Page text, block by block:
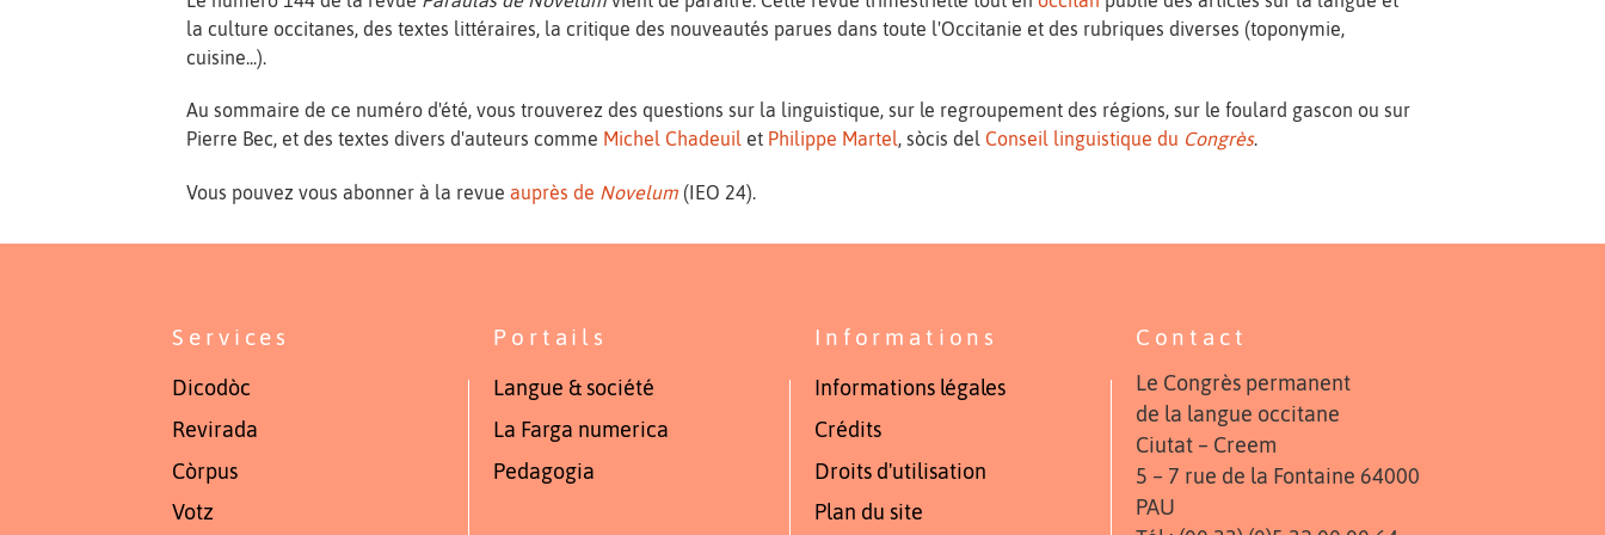
la culture occitanes, des textes littéraires, la critique des nouveautés parues dans toute l'Occitanie et des rubriques diverses (toponymie,
cuisine...).
Au sommaire de ce numéro d'été, vous trouverez des questions sur la linguistique, sur le regroupement des régions, sur le foulard gascon ou sur
Pierre Bec, et des textes divers d'auteurs comme Michel Chadeuil et Philippe Martel, sòcis del Conseil linguistique du Congrès.
Vous pouvez vous abonner à la revueauprès de Novelum (IEO 24).
Services
Dicodòc
Revirada
Còrpus
Votz
Portails
Langue & société
La Farga numerica
Pedagogia
Informations
Informations légales
Crédits
Droits d'utilisation
Plan du site
Contact
Le Congrès permanent
de la langue occitane
Ciutat – Creem
5 – 7 rue de la Fontaine 64000
PAU